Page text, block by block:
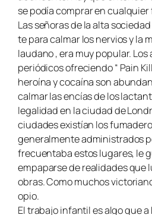
se podía comprar en
Las señoras de la alta
te para calmar los nervios y la
laudano , era muy popular. Los
periódicos ofreciendo “ Pain
heroína y cocaína son
calmar las encías de los
legalidad en la ciudad de
ciudades existían los
generalmente administrados
frecuentaba estos lugares, le
empaparse de realidades que
obras. Como muchos
opio.
El trabajo infantil es algo que